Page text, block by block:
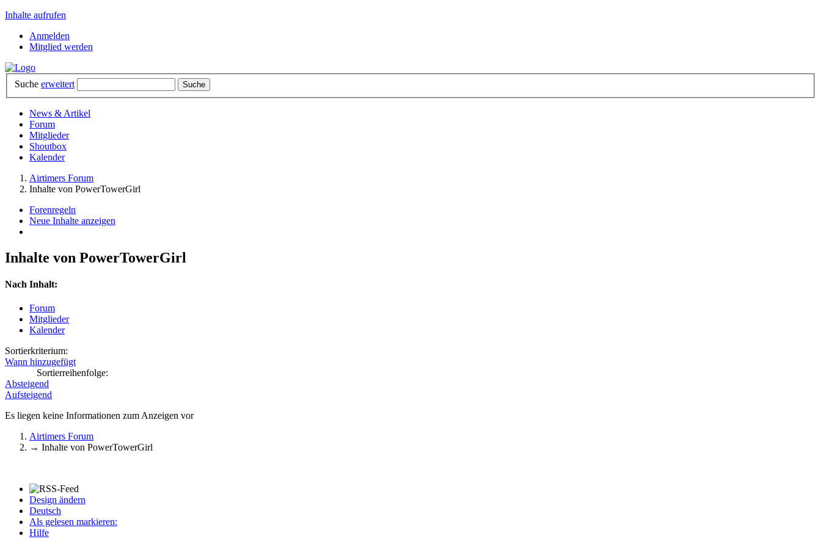
Inhalte aufrufen
Anmelden
Mitglied werden
Suche erweitert
News & Artikel
Forum
Mitglieder
Shoutbox
Kalender
Airtimers Forum
Inhalte von PowerTowerGirl
Forenregeln
Neue Inhalte anzeigen
Inhalte von PowerTowerGirl
Nach Inhalt:
Forum
Mitglieder
Kalender
Sortierkriterium:
Wann hinzugefügt
Sortierreihenfolge:
Absteigend
Aufsteigend
Es liegen keine Informationen zum Anzeigen vor
Airtimers Forum
→ Inhalte von PowerTowerGirl
Design ändern
Deutsch
Als gelesen markieren:
Hilfe